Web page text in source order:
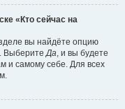
«Кто сейчас на
вы найдёте опцию
. ВыберитеДа, и вы будете
и самому себе. Для всех